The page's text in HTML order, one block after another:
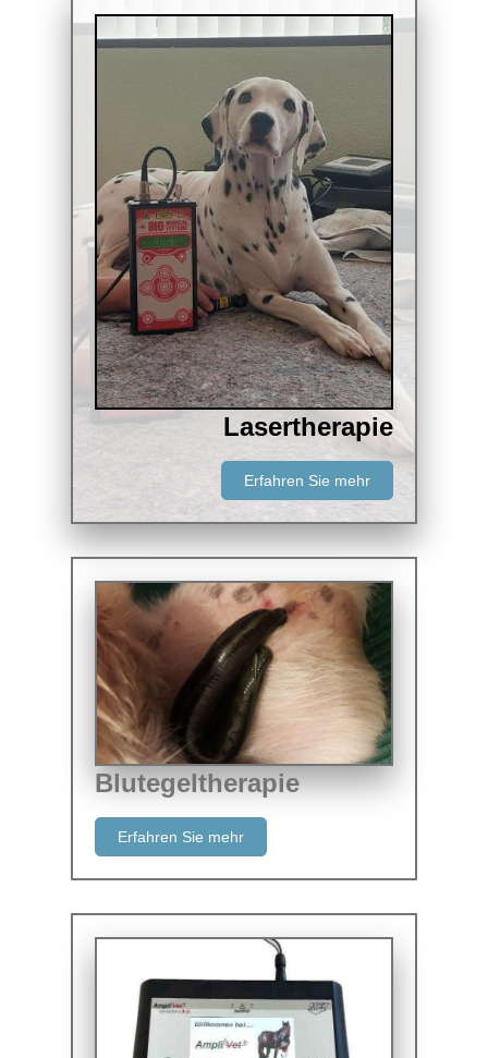
Lasertherapie
Erfahren Sie mehr
Blutegeltherapie
Erfahren Sie mehr